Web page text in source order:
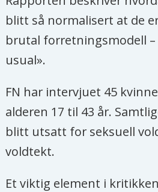
blitt så normalisert at de
brutal forretningsmodell –
usual».
FN har intervjuet 45
alderen 17 til 43 år.
blitt utsatt for seksuell
voldtekt.
Et viktig element i